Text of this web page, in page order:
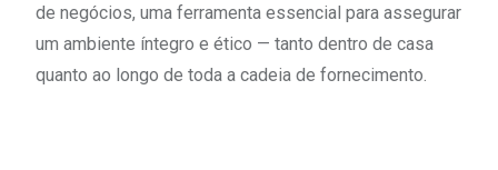
de negócios, uma ferramenta essencial para assegurar
um ambiente íntegro e ético — tanto dentro de casa
quanto ao longo de toda a cadeia de fornecimento.